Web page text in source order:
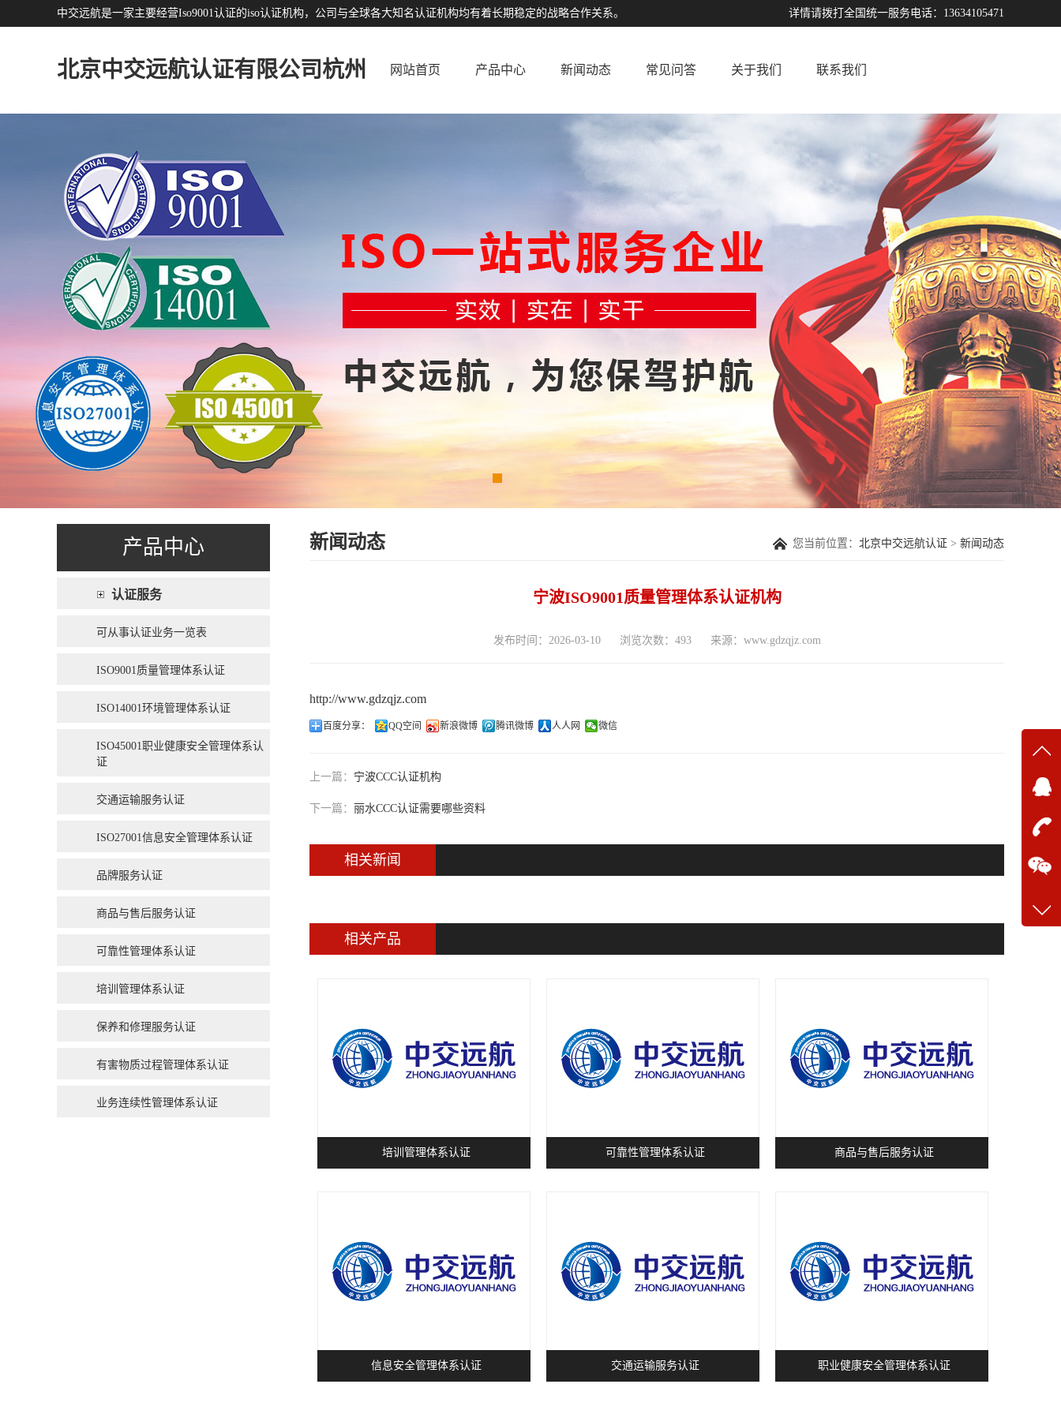
中交远航是一家主要经营Iso9001认证的iso认证机构，公司与全球各大知名认证机构均有着长期稳定的战略合作关系。 详情请拨打全国统一服务电话：13634105471
北京中交远航认证有限公司杭州
分公司
网站首页 产品中心 新闻动态 常见问答 关于我们 联系我们
产品中心
认证服务
可从事认证业务一览表
ISO9001质量管理体系认证
ISO14001环境管理体系认证
ISO45001职业健康安全管理体系认
证
交通运输服务认证
ISO27001信息安全管理体系认证
品牌服务认证
商品与售后服务认证
可靠性管理体系认证
培训管理体系认证
保养和修理服务认证
有害物质过程管理体系认证
业务连续性管理体系认证
新闻动态 您当前位置： 北京中交远航认证 > 新闻动态
宁波ISO9001质量管理体系认证机构
发布时间：2026-03-10 浏览次数：493 来源：www.gdzqjz.com
http://www.gdzqjz.com
百度分享： QQ空间 新浪微博 腾讯微博 人人网 微信
上一篇： 宁波CCC认证机构
下一篇： 丽水CCC认证需要哪些资料
相关新闻
相关产品
培训管理体系认证 可靠性管理体系认证 商品与售后服务认证
信息安全管理体系认证 交通运输服务认证 职业健康安全管理体系认证
在线
在
咨询
客服